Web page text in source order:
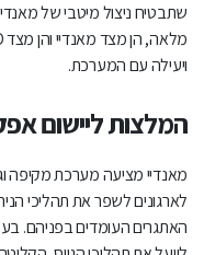
שתבטיח ניצול מיטבי של
ויעילה עם המערכת.
המלצות ליישום
מאנדיי מציעה מערכת מקיפה
לארגונים לשפר את תהליכי
האתגרים העומדים בפניהם.